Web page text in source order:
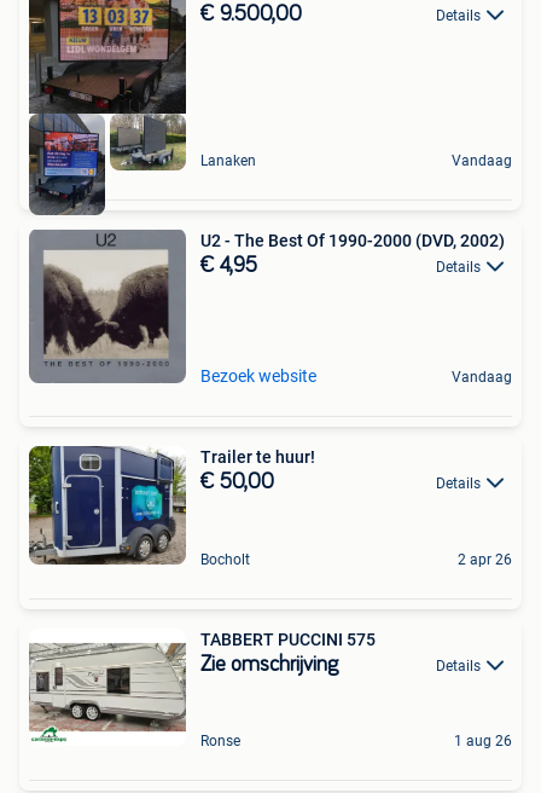
€ 9.500,00 Details
Lanaken Vandaag
U2 - The Best Of 1990-2000 (DVD, 2002)
€ 4,95 Details
Bezoek website Vandaag
Trailer te huur!
€ 50,00 Details
Bocholt 2 apr 26
TABBERT PUCCINI 575
Zie omschrijving Details
Ronse 1 aug 26